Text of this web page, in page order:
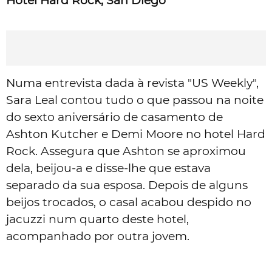
Numa entrevista dada à revista "US Weekly",
Sara Leal contou tudo o que passou na noite
do sexto aniversário de casamento de
Ashton Kutcher e Demi Moore no hotel Hard
Rock. Assegura que Ashton se aproximou
dela, beijou-a e disse-lhe que estava
separado da sua esposa. Depois de alguns
beijos trocados, o casal acabou despido no
jacuzzi num quarto deste hotel,
acompanhado por outra jovem.